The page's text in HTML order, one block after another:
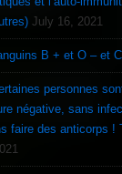
July 16, 2021
B + et O – et
personnes
négative, sans
faire des anticorps !